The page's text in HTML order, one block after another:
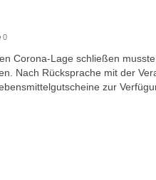
0
Corona-Lage schließen
Nach Rücksprache mit der
zur